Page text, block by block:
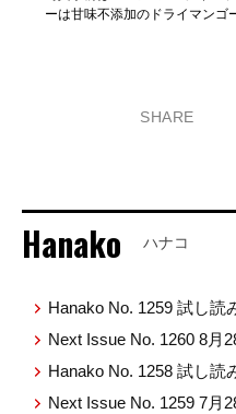
ーは甘味不添加のドライマンゴ
SHARE
Hanako ハナコ
Hanako No. 1259 試し読
Next Issue No. 1260 8月
Hanako No. 1258 試し読
Next Issue No. 1259 7月